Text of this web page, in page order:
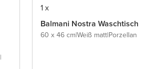
|
1 x
Balmani Nostra Waschtisch
60 x 46 cm|Weiß matt|Porzellan